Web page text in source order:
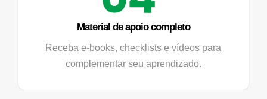
Material de apoio completo
Receba e-books, checklists e vídeos para
complementar seu aprendizado.